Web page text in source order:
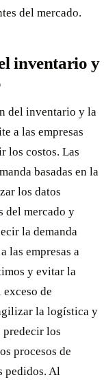
del mercado.
inventario y
del inventario y la
a las empresas
los costos. Las
basadas en la
los datos
del mercado y
la demanda
las empresas a
y evitar la
de
la logística y
predecir los
procesos de
pedidos. Al